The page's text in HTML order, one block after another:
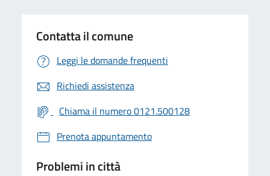
Contatta il comune
Leggi le domande frequenti
Richiedi assistenza
Chiama il numero 0121.500128
Prenota appuntamento
Problemi in città